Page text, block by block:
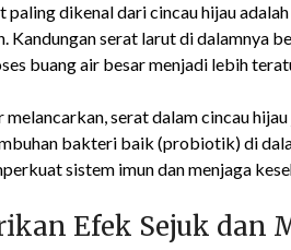
paling dikenal dari cincau hijau
Kandungan serat larut di dalamnya
buang air besar menjadi lebih
melancarkan, serat dalam cincau
bakteri baik (probiotik) di
sistem imun dan menjaga
Efek Sejuk dan